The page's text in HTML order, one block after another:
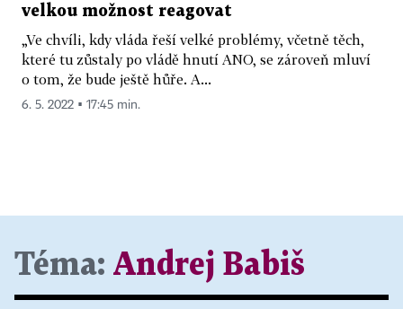
velkou možnost reagovat
„Ve chvíli, kdy vláda řeší velké problémy, včetně těch,
které tu zůstaly po vládě hnutí ANO, se zároveň mluví
o tom, že bude ještě hůře. A...
6. 5. 2022 ▪ 17:45 min.
Téma: Andrej Babiš